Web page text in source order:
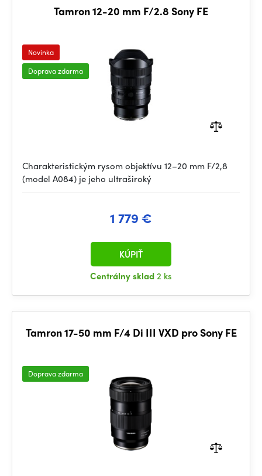
Tamron 12-20 mm F/2.8 Sony FE
Novinka
Doprava zdarma
Charakteristickým rysom objektívu 12–20 mm F/2,8
(model A084) je jeho ultraširoký
1 779 €
Centrálny sklad2 ks
KÚPIŤ
Tamron 17-50 mm F/4 Di III VXD pro Sony FE
Doprava zdarma